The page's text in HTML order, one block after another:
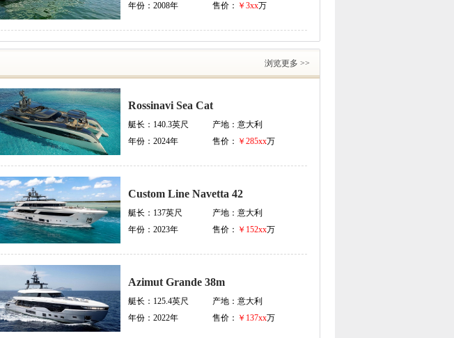
年份： 2008年 售价： ￥3xx万
浏览更多 >>
Rossinavi Sea Cat
艇长： 140.3英尺 产地： 意大利
年份： 2024年 售价： ￥285xx万
Custom Line Navetta 42
艇长： 137英尺 产地： 意大利
年份： 2023年 售价： ￥152xx万
Azimut Grande 38m
艇长： 125.4英尺 产地： 意大利
年份： 2022年 售价： ￥137xx万